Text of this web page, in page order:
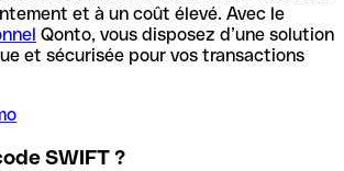
et à un coût élevé. Avec le
Qonto, vous disposez d’une solution
et sécurisée pour vos transactions
SWIFT ?